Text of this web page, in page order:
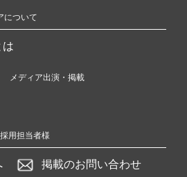
について
は
メディア出演・掲載
用担当者様
掲載のお問い合わせ